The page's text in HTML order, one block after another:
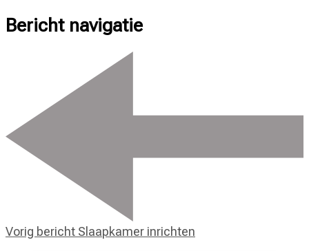
Bericht navigatie
Vorig bericht Slaapkamer inrichten